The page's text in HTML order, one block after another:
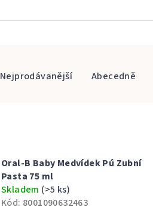
Nejprodávanější Abecedně
Oral-B Baby Medvídek Pú Zubní
Pasta 75 ml
Skladem (>5 ks)
Kód: 8001090632463